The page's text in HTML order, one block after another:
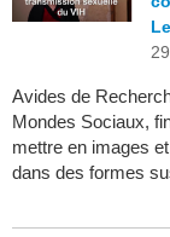
Avides de
Mondes Sociaux,
mettre en images
dans des formes